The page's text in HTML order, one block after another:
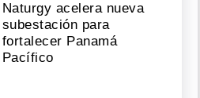
Naturgy acelera nueva
subestación para
fortalecer Panamá
Pacífico